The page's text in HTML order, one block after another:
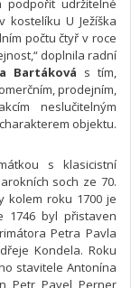
podpořit udržitelné
kostelíku U Ježíška
počtu čtyř v roce
doplnila radní
Bartáková s tím,
prodejním,
neslučitelným
objektu.
s klasicistní
soch ze 70.
kolem roku 1700 je
1746 byl přistaven
Petra Pavla
Kondela. Roku
stavitele Antonína
Petr Pavel Perner